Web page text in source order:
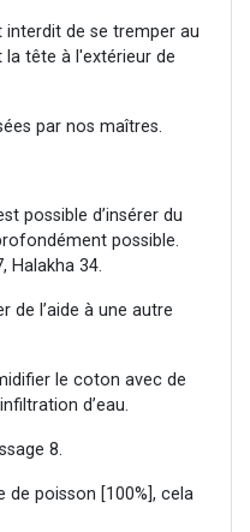
de se tremper au
la tête à l'extérieur de
par nos maîtres.
possible d’insérer du
possible.
Halakha 34.
de l’aide à une autre
le coton avec de
d’eau.
8.
de poisson [100%], cela